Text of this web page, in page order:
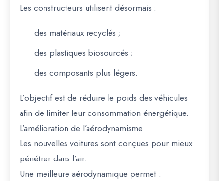
Les constructeurs utilisent désormais :
des matériaux recyclés ;
des plastiques biosourcés ;
des composants plus légers.
L’objectif est de réduire le poids des véhicules
afin de limiter leur consommation énergétique.
L’amélioration de l’aérodynamisme
Les nouvelles voitures sont conçues pour mieux
pénétrer dans l’air.
Une meilleure aérodynamique permet :